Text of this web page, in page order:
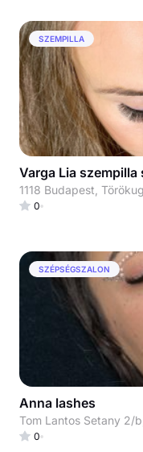
SZEMPILLA
Varga Lia
1118 Budapest,
0
SZÉPSÉGSZALON
Anna lashes
Tom Lantos Setany 2/
0